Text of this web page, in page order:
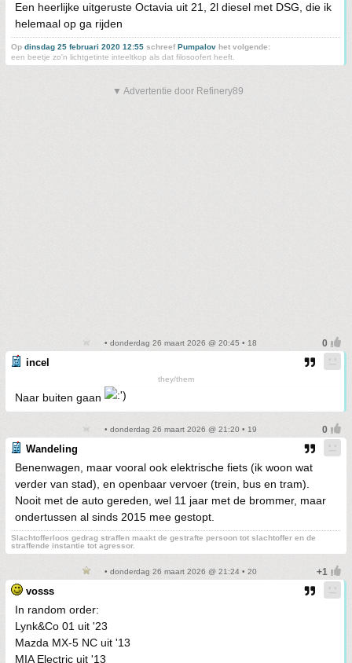
Een heerlijke uitgeruste Octavia uit 21, 2l diesel met DSG, die ik
helemaal op ga rijden
Op dinsdag 25 februari 2020 12:55 schreefPumpalov het volgende:
een beetje zo'n lichtgetinte inteeltkop als dat filosoofert heeft.
▼ Advertentie door Refinery89
• donderdag 26 maart 2026 @ 20:45 • 18
incel
they/them
Naar buiten gaan
• donderdag 26 maart 2026 @ 21:20 • 19
Wandeling
Benenwagen, maar vooral ook elektrische fiets (ik woon wat
verder van stad), en openbaar vervoer (trein, bus en tram).
Nooit met de auto gereden, wel 11 jaar met de brommer, maar
ondertussen al sinds 2015 mee gestopt.
Slachtofferloos gedrag straffen maakt de gestrafte persoon tot slachtoffer en de
straffende instantie tot agressor.
• donderdag 26 maart 2026 @ 21:24 • 20
vosss
In random order:
Lynk&Co 01 uit '23
Mazda MX-5 NC uit '13
MIA Electric uit '13